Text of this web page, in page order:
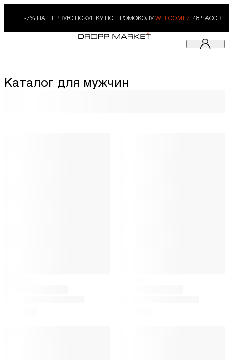
-7% НА ПЕРВУЮ ПОКУПКУ ПО ПРОМОКОДУ WELCOME7. 48 ЧАСОВ
Каталог для мужчин